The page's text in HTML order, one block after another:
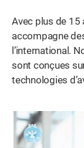
Avec plus de 15
accompagne
l’international.
sont conçues
technologies